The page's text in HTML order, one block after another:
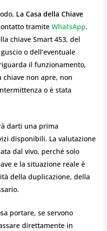
La Casa della Chiave
tramite WhatsApp.
chiave Smart 453, del
o dell’eventuale
il funzionamento,
chiave non apre, non
o è stata
darti una prima
disponibili. La valutazione
dal vivo, perché solo
e la situazione reale è
della duplicazione, della
portare, se servono
direttamente in